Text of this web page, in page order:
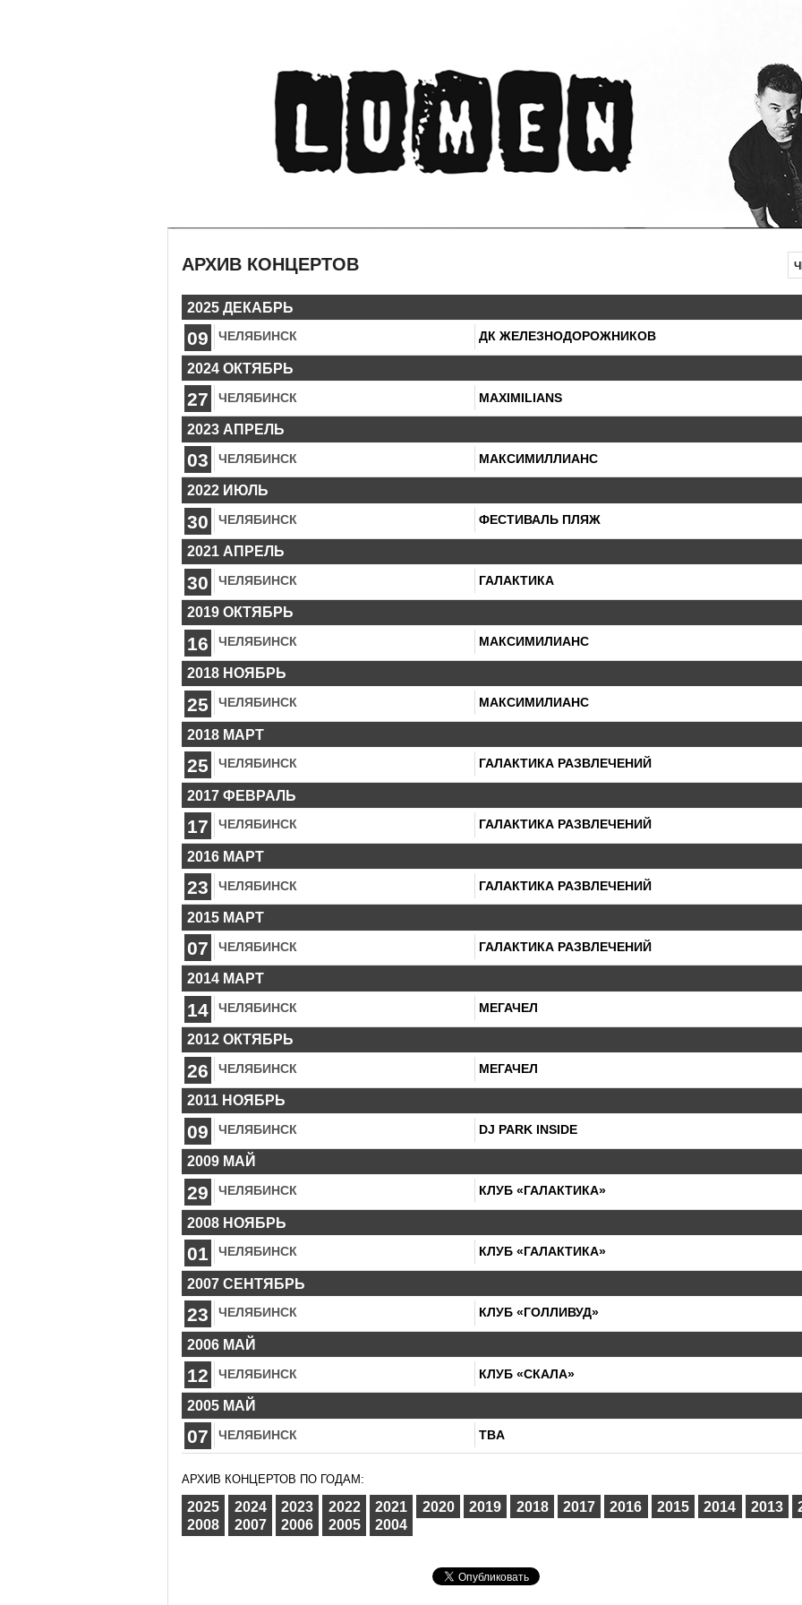
АРХИВ КОНЦЕРТОВ
2025 ДЕКАБРЬ
09 ЧЕЛЯБИНСК ДК ЖЕЛЕЗНОДОРОЖНИКОВ
2024 ОКТЯБРЬ
27 ЧЕЛЯБИНСК MAXIMILIANS
2023 АПРЕЛЬ
03 ЧЕЛЯБИНСК МАКСИМИЛЛИАНС
2022 ИЮЛЬ
30 ЧЕЛЯБИНСК ФЕСТИВАЛЬ ПЛЯЖ
2021 АПРЕЛЬ
30 ЧЕЛЯБИНСК ГАЛАКТИКА
2019 ОКТЯБРЬ
16 ЧЕЛЯБИНСК МАКСИМИЛИАНС
2018 НОЯБРЬ
25 ЧЕЛЯБИНСК МАКСИМИЛИАНС
2018 МАРТ
25 ЧЕЛЯБИНСК ГАЛАКТИКА РАЗВЛЕЧЕНИЙ
2017 ФЕВРАЛЬ
17 ЧЕЛЯБИНСК ГАЛАКТИКА РАЗВЛЕЧЕНИЙ
2016 МАРТ
23 ЧЕЛЯБИНСК ГАЛАКТИКА РАЗВЛЕЧЕНИЙ
2015 МАРТ
07 ЧЕЛЯБИНСК ГАЛАКТИКА РАЗВЛЕЧЕНИЙ
2014 МАРТ
14 ЧЕЛЯБИНСК МЕГАЧЕЛ
2012 ОКТЯБРЬ
26 ЧЕЛЯБИНСК МЕГАЧЕЛ
2011 НОЯБРЬ
09 ЧЕЛЯБИНСК DJ PARK INSIDE
2009 МАЙ
29 ЧЕЛЯБИНСК КЛУБ «ГАЛАКТИКА»
2008 НОЯБРЬ
01 ЧЕЛЯБИНСК КЛУБ «ГАЛАКТИКА»
2007 СЕНТЯБРЬ
23 ЧЕЛЯБИНСК КЛУБ «ГОЛЛИВУД»
2006 МАЙ
12 ЧЕЛЯБИНСК КЛУБ «СКАЛА»
2005 МАЙ
07 ЧЕЛЯБИНСК TBA
АРХИВ КОНЦЕРТОВ ПО ГОДАМ:
2025 2024 2023 2022 2021 2020 2019 2018 2017 2016 2015 2014 2013
2008
2007 2006 2005 2004